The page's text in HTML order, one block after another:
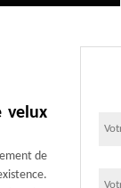
velux
de